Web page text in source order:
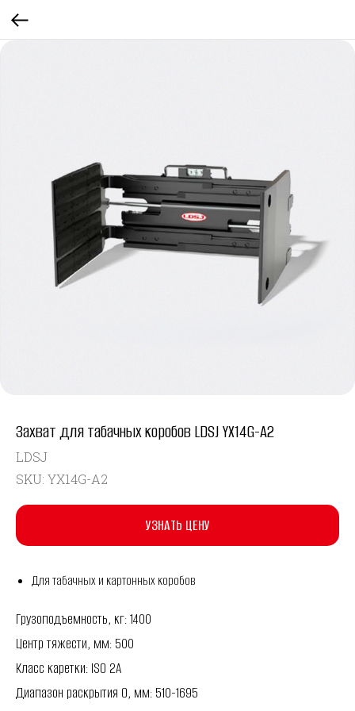
Захват для табачных коробов LDSJ YX14G-A2
LDSJ
SKU: YX14G-A2
УЗНАТЬ ЦЕНУ
Для табачных и картонных коробов
Грузоподъемность, кг: 1400
Центр тяжести, мм: 500
Класс каретки: ISO 2A
Диапазон раскрытия O, мм: 510-1695